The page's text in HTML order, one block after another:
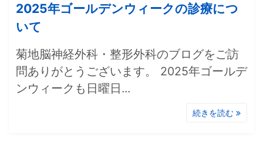
2025年ゴールデンウィークの診療につ
いて
菊地脳神経外科・整形外科のブログをご訪
問ありがとうございます。 2025年ゴールデ
ンウィークも日曜日...
続きを読む